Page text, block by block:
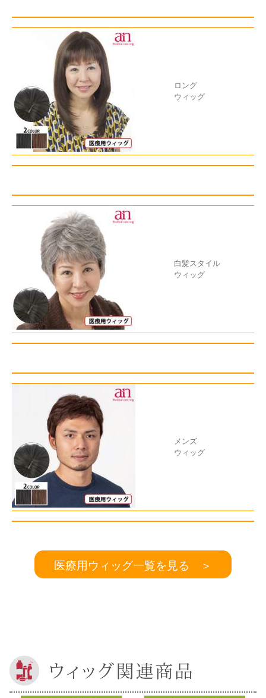
ロング
ウィッグ
白髪スタイル
ウィッグ
メンズ
ウィッグ
医療用ウィッグ一覧を見る ＞